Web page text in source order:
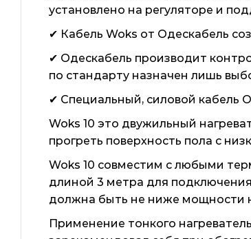
установлено на регуляторе и
✔ Кабель Woks от Одескабель
✔ Одескабель производит
по стандарту назначен лишь
✔ Специальный, силовой кабель
Woks 10 это двужильный
прогреть поверхность пола с
Woks 10 совместим с любыми
длиной 3 метра для
должна быть не ниже мощности
Применение тонкого